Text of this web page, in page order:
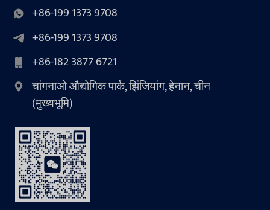
+86-199 1373 9708
+86-199 1373 9708
+86-182 3877 6721
चांगनाओ औद्योगिक पार्क, झिंजियांग, हेनान, चीन
(मुख्यभूमि)